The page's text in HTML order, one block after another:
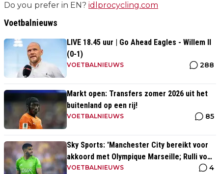
Do you prefer in EN? idlprocycling.com
Voetbalnieuws
LIVE 18.45 uur | Go Ahead Eagles - Willem II
(0-1)
VOETBALNIEUWS 288
Markt open: Transfers zomer 2026 uit het
buitenland op een rij!
VOETBALNIEUWS 85
Sky Sports: 'Manchester City bereikt voor
akkoord met Olympique Marseille; Rulli voor
twee miljoen naar Engeland'
VOETBALNIEUWS 4